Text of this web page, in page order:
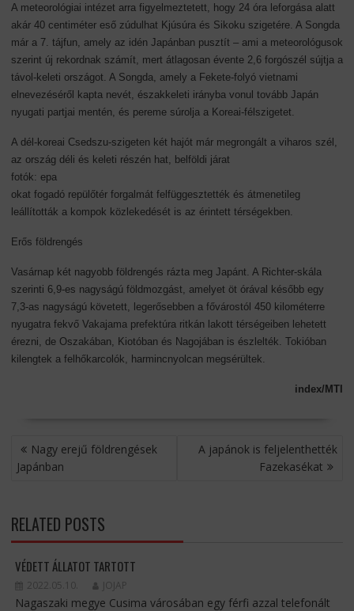
A meteorológiai intézet arra figyelmeztetett, hogy 24 óra leforgása alatt
akár 40 centiméter eső zúdulhat Kjúsúra és Sikoku szigetére. A Songda
már a 7. tájfun, amely az idén Japánban pusztít – ami a meteorológusok
szerint új rekordnak számít, mert átlagosan évente 2,6 forgószél sújtja a
távol-keleti országot. A Songda, amely a Fekete-folyó vietnami
elnevezéséről kapta nevét, északkeleti irányba vonul tovább Japán
nyugati partjai mentén, és pereme súrolja a Koreai-félszigetet.
A dél-koreai Csedszu-szigeten két hajót már megrongált a viharos szél,
az ország déli és keleti részén hat, belföldi járat
fotók: epa
okat fogadó repülőtér forgalmát felfüggesztették és átmenetileg
leállították a kompok közlekedését is az érintett térségekben.
Erős földrengés
Vasárnap két nagyobb földrengés rázta meg Japánt. A Richter-skála
szerinti 6,9-es nagyságú földmozgást, amelyet öt órával később egy
7,3-as nagyságú követett, legerősebben a fővárostól 450 kilométerre
nyugatra fekvő Vakajama prefektúra ritkán lakott térségeiben lehetett
érezni, de Oszakában, Kiotóban és Nagojában is észlelték. Tokióban
kilengtek a felhőkarcolók, harmincnyolcan megsérültek.
index/MTI
BEJEGYZÉS
NAVIGÁCIÓ
Nagy erejű földrengések
Japánban
A japánok is feljelenthették
Fazekasékat
RELATED POSTS
VÉDETT ÁLLATOT TARTOTT
2022.05.10. JOJAP
Nagaszaki megye Cusima városában egy férfi azzal telefonált